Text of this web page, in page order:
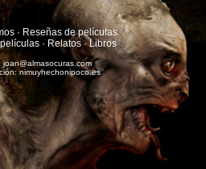
· Reseñas de películas
· Relatos·Libros
joan@almasocuras.com
nimuyhechonipoco.es